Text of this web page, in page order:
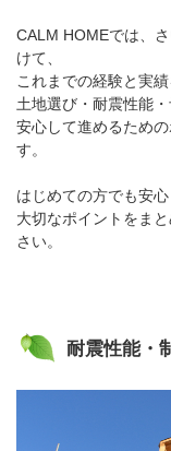
CALM HOMEでは、
けて、
これまでの経験と実績
土地選び・耐震性能
安心して進めるため
す。
はじめての方でも安
大切なポイントをま
さい。
耐震性能・